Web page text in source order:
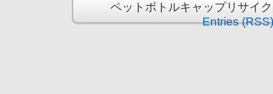
ペットボトルキャップリサイ
Entries (RSS)